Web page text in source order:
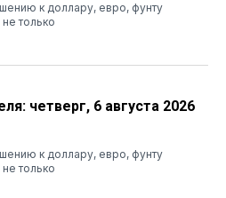
к доллару, евро, фунту
только
четверг, 6 августа 2026
к доллару, евро, фунту
только